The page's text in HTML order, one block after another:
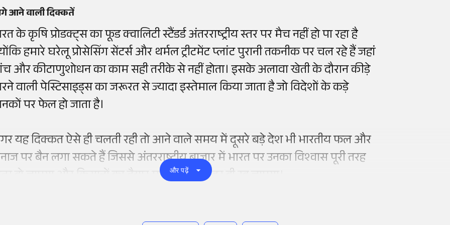
आने वाली दिक्कतें
के कृषि प्रोडक्ट्स का फूड क्वालिटी स्टैंडर्ड अंतरराष्ट्रीय स्तर पर मैच नहीं हो पा रहा है
हमारे घरेलू प्रोसेसिंग सेंटर्स और थर्मल ट्रीटमेंट प्लांट पुरानी तकनीक पर चल रहे हैं जहां
और कीटाणुशोधन का काम सही तरीके से नहीं होता। इसके अलावा खेती के दौरान कीड़े
वाली पेस्टिसाइड्स का जरूरत से ज्यादा इस्तेमाल किया जाता है जो विदेशों के कड़े
पर फेल हो जाता है।
यह दिक्कत ऐसे ही चलती रही तो आने वाले समय में दूसरे बड़े देश भी भारतीय फल और
पर बैन लगा सकते हैं जिससे अंतरराष्ट्रीय बाजार में भारत पर उनका विश्वास पूरी तरह
खत्म हो जाएगा और किसानों का तैयार माल देश के अंदर ही रह जाएगा।
और पढ़ें